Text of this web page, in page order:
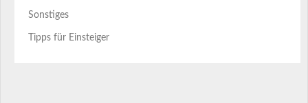
Sonstiges
Tipps für Einsteiger